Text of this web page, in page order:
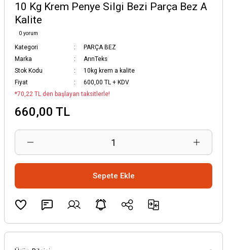
10 Kg Krem Penye Silgi Bezi Parça Bez A
Kalite
0 yorum
Kategori
PARÇA BEZ
Marka
ArınTeks
Stok Kodu
10kg krem a kalite
Fiyat
600,00 TL + KDV
*70,22 TL den başlayan taksitlerle!
660,00 TL
Sepete Ekle